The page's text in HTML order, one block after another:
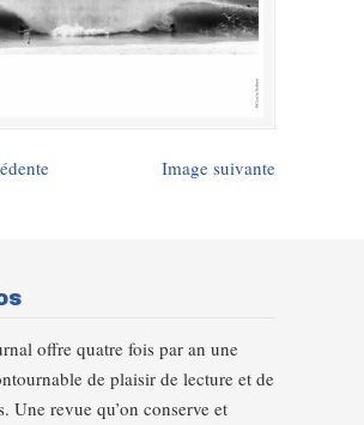
Image suivante
offre quatre fois par an une
de plaisir de lecture et de
Une revue qu’on conserve et